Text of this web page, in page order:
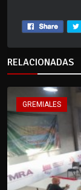
RELACIONADAS
GREMIALES